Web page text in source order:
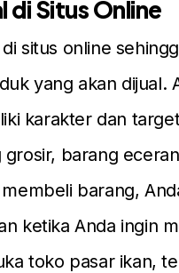
di Situs Online
situs online
yang akan dijual.
karakter dan
barang
barang,
ketika Anda ingin
toko pasar ikan,